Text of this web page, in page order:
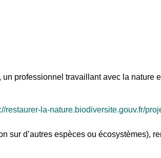
professionnel travaillant avec la nature
restaurer-la-nature.biodiversite.gouv.fr/
sur d’autres espèces ou écosystèmes),